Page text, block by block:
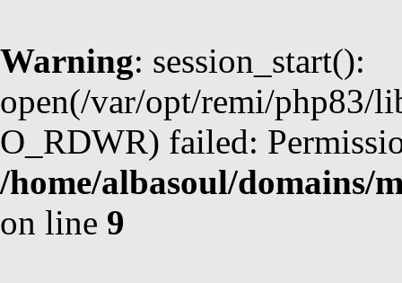
Warning: session_start():
open(/var/opt/remi/php83/
O_RDWR) failed:
/home/albasoul/domains/
on line 9